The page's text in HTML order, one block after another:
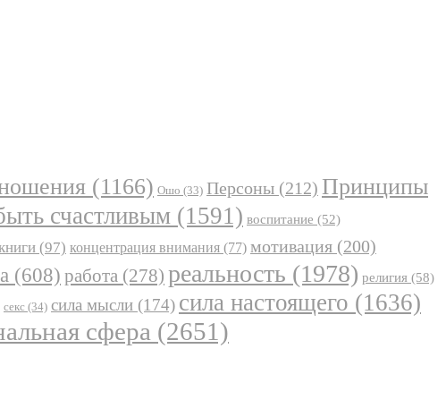
(1166) Ошо (33) Персоны (212) Принципы
счастливым (1591) воспитание (52)
(97) концентрация внимания (77) мотивация (200)
(608) работа (278) реальность (1978) религия (58)
секс (34) сила мысли (174) сила настоящего (1636)
сфера (2651)